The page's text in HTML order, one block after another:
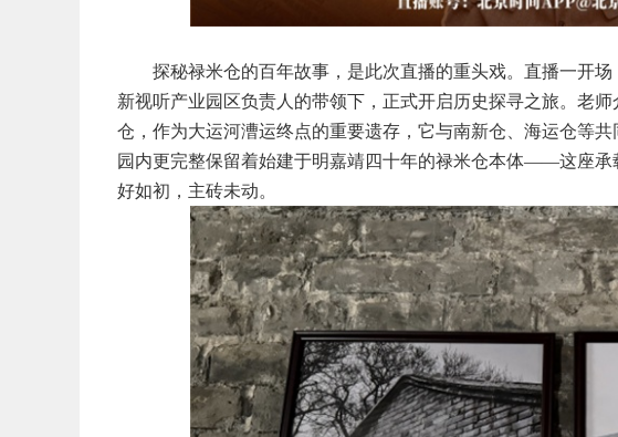
探秘禄米仓的百年故事，是此次直播的重头戏。直播一开
新视听产业园区负责人的带领下，正式开启历史探寻之旅。老
仓，作为大运河漕运终点的重要遗存，它与南新仓、海运仓等
园内更完整保留着始建于明嘉靖四十年的禄米仓本体——这座承
好如初，主砖未动。